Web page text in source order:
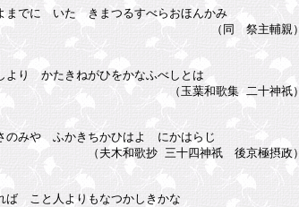
までに　いたゞきまつるすべらおほんかみ
祭主輔親）
より　かたきねがひをかなふべしとは
歌集 二十神祇）
みや　ふかきちかひはよゝにかはらじ
十四神祇　後京極摂政）
　こと人よりもなつかしきかな